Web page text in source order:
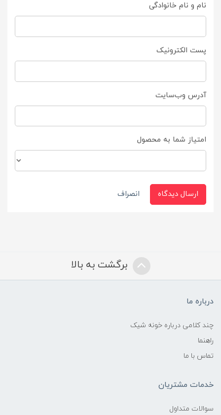
نام و نام خانوادگی
پست الکترونیک
آدرس وب‌سایت
امتیاز شما به محصول
ارسال دیدگاه انصراف
برگشت به بالا
درباره ما
چند کلامی درباره خونه شیک
راهنما
تماس با ما
خدمات مشتریان
سوالات متداول